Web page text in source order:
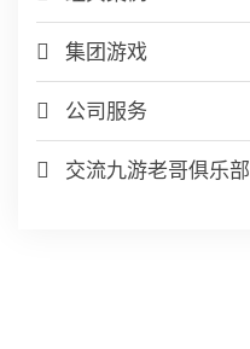
集团游戏
公司服务
交流九游老哥俱乐部